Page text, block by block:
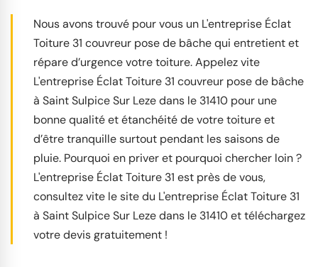
Nous avons trouvé pour vous un L'entreprise Éclat
Toiture 31 couvreur pose de bâche qui entretient et
répare d’urgence votre toiture. Appelez vite
L'entreprise Éclat Toiture 31 couvreur pose de bâche
à Saint Sulpice Sur Leze dans le 31410 pour une
bonne qualité et étanchéité de votre toiture et
d’être tranquille surtout pendant les saisons de
pluie. Pourquoi en priver et pourquoi chercher loin ?
L'entreprise Éclat Toiture 31 est près de vous,
consultez vite le site du L'entreprise Éclat Toiture 31
à Saint Sulpice Sur Leze dans le 31410 et téléchargez
votre devis gratuitement !